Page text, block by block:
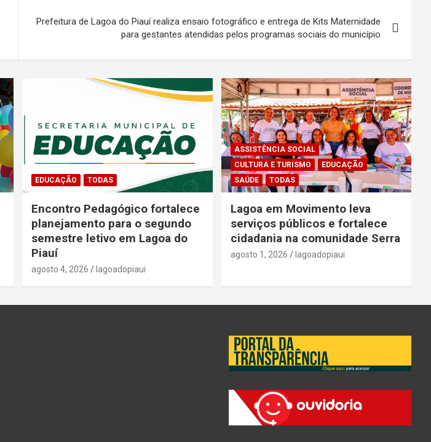
Prefeitura de Lagoa do Piauí realiza ensaio fotográfico e entrega de Kits Maternidade
para gestantes atendidas pelos programas sociais do município
EDUCAÇÃO TODAS
Encontro Pedagógico fortalece
planejamento para o segundo
semestre letivo em Lagoa do
Piauí
agosto 4, 2026 lagoadopiaui
ASSISTÊNCIA SOCIAL
CULTURA E TURISMO
EDUCAÇÃO
SAÚDE
TODAS
Lagoa em Movimento leva
serviços públicos e fortalece
cidadania na comunidade Serra
agosto 1, 2026 lagoadopiaui